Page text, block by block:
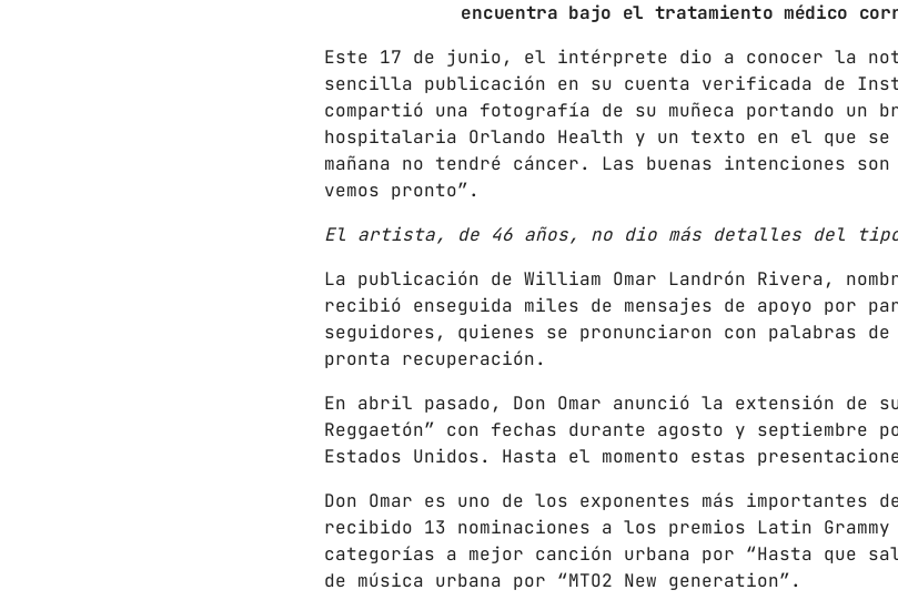
CATEGORÍAS
Blog
Gobierno de Hermosillo
Hermosillo
Noticias
UPCOMING SHOWS
CON TODA LA
CON ANGEL RAMIREZ
10:00 AM - 12:00 PM
encuentra bajo el tratamiento médico
Este 17 de junio, el intérprete dio a conocer la
sencilla publicación en su cuenta verificada de
compartió una fotografía de su muñeca portando un
hospitalaria Orlando Health y un texto en el que
mañana no tendré cáncer. Las buenas intenciones
vemos pronto”.
El artista, de 46 años, no dio más detalles del tipo
La publicación de William Omar Landrón Rivera,
recibió enseguida miles de mensajes de apoyo por
seguidores, quienes se pronunciaron con palabras
pronta recuperación.
En abril pasado, Don Omar anunció la extensión de
Reggaetón” con fechas durante agosto y septiembre
Estados Unidos. Hasta el momento estas
Don Omar es uno de los exponentes más importantes
recibido 13 nominaciones a los premios Latin
categorías a mejor canción urbana por “Hasta que
de música urbana por “MTO2 New generation”.